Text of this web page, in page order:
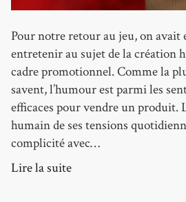
Pour notre retour au jeu, on avait
entretenir au sujet de la création
cadre promotionnel. Comme la
savent, l’humour est parmi les
efficaces pour vendre un produit.
humain de ses tensions
complicité avec…
Lire la suite